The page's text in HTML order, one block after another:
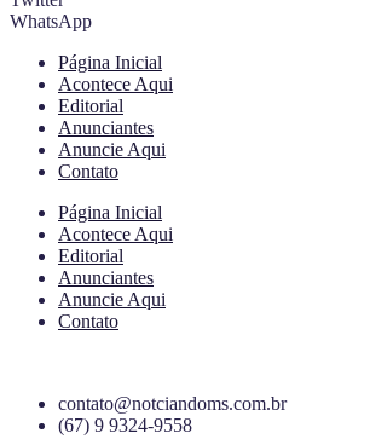
WhatsApp
Página Inicial
Acontece Aqui
Editorial
Anunciantes
Anuncie Aqui
Contato
Página Inicial
Acontece Aqui
Editorial
Anunciantes
Anuncie Aqui
Contato
contato@notciandoms.com.br
(67) 9 9324-9558